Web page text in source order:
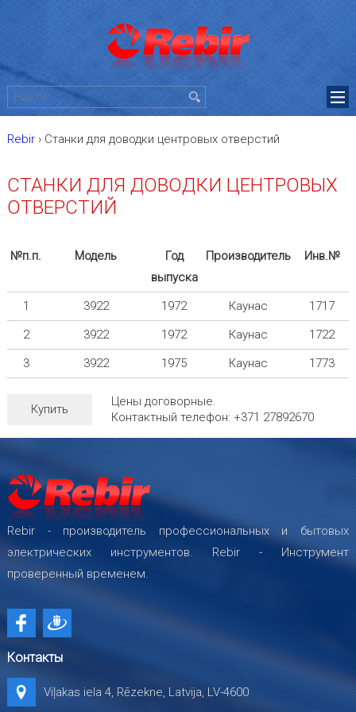
Rebir› Станки для доводки центровых отверстий
СТАНКИ ДЛЯ ДОВОДКИ ЦЕНТРОВЫХ
ОТВЕРСТИЙ
№п.п. Модель
Год
выпуска
Производитель Инв.№
1 3922 1972 Каунас
1717
2
3922 1972 Каунас
1722
3
3922 1975 Каунас 1773
Купить
Цены договорные.
Контактный телефон: +371 27892670
Rebir - производитель профессиональных и бытовых
электрических инструментов. Rebir - Инструмент
проверенный временем.
Контакты
Viļakas iela 4, Rēzekne, Latvija, LV-4600